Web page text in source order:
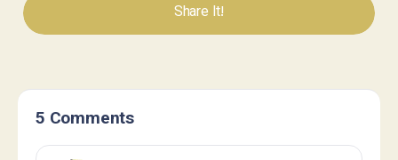
Share It!
5 Comments